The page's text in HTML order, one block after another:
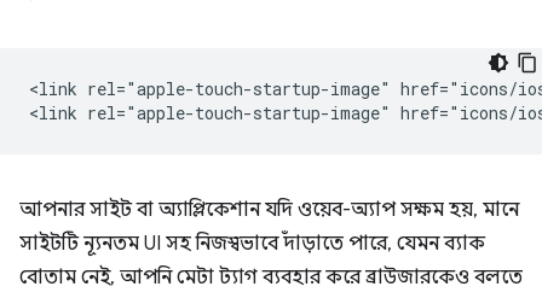
<link rel="apple-touch-startup-image"
আপনার সাইট বা অ্যাপ্লিকেশান যদি ওয়েব-অ্যাপ সক্ষম হয়, মানে
সাইটটি ন্যূনতম UI সহ নিজস্বভাবে দাঁড়াতে পারে, যেমন ব্যাক
বোতাম নেই, আপনি মেটা ট্যাগ ব্যবহার করে ব্রাউজারকেও বলতে